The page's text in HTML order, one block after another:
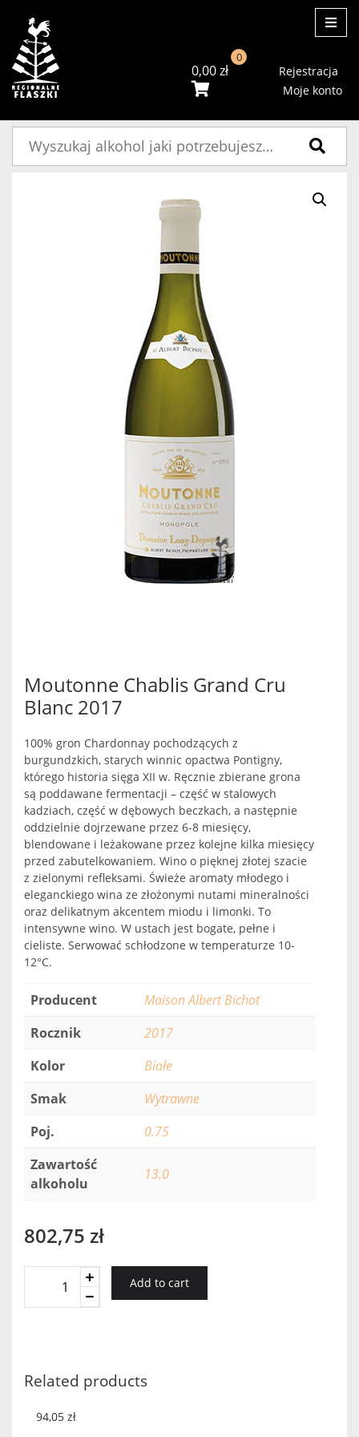
0,00zł
0
Rejestracja
Moje konto
Moutonne Chablis Grand Cru
Blanc 2017
100% gron Chardonnay pochodzących z
burgundzkich, starych winnic opactwa Pontigny,
którego historia sięga XII w. Ręcznie zbierane grona
są poddawane fermentacji – część w stalowych
kadziach, część w dębowych beczkach, a następnie
oddzielnie dojrzewane przez 6-8 miesięcy,
blendowane i leżakowane przez kolejne kilka miesięcy
przed zabutelkowaniem. Wino o pięknej złotej szacie
z zielonymi refleksami. Świeże aromaty młodego i
eleganckiego wina ze złożonymi nutami mineralności
oraz delikatnym akcentem miodu i limonki. To
intensywne wino. W ustach jest bogate, pełne i
cieliste. Serwować schłodzone w temperaturze 10-
12°C.
Producent
Maison Albert Bichot
Rocznik
2017
Kolor
Białe
Smak
Wytrawne
Poj.
0.75
Zawartość
alkoholu
13.0
802,75 zł
Moutonne
Chablis
2017
quantity
Add to cart
Related products
94,05 zł